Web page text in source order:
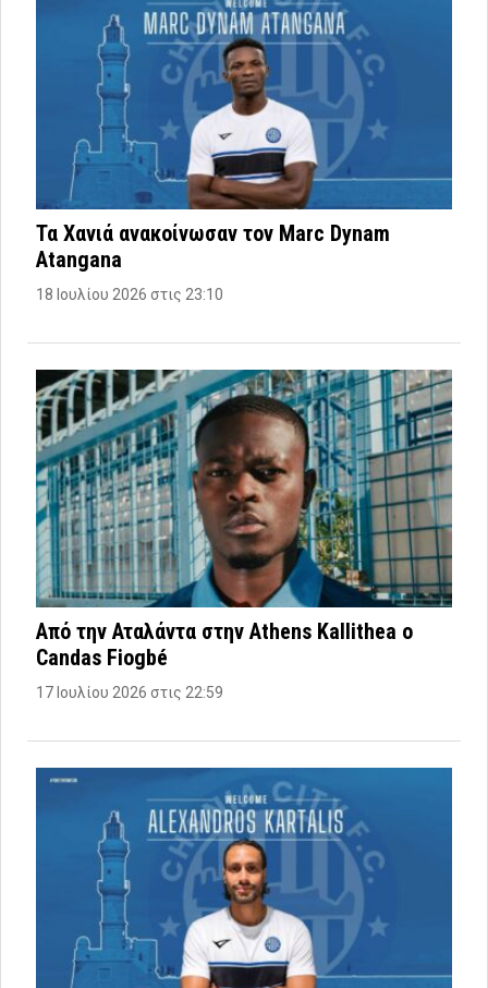
Τα Χανιά ανακοίνωσαν τον Marc Dynam
Atangana
18 Ιουλίου 2026 στις 23:10
Από την Αταλάντα στην Athens Kallithea ο
Candas Fiogbé
17 Ιουλίου 2026 στις 22:59